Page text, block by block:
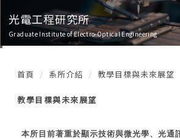
光電工程研究所
Graduate Institute of Electro-Optical Engineering
首頁 系所介紹 教學目標與未來展望
教學目標與未來展望
本所目前著重於顯示技術與微光學、光通